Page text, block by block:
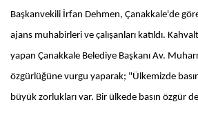
Başkanvekili İrfan Dehmen, Çanakkale'de
ajans muhabirleri ve çalışanları katıldı.
yapan Çanakkale Belediye Başkanı Av.
özgürlüğüne vurgu yaparak; "Ülkemizde
büyük zorlukları var. Bir ülkede basın özgür